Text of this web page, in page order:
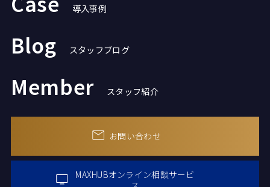
導入事例
Blog スタッフブログ
Member スタッフ紹介
お問い合わせ
MAXHUBオンライン相談サービ